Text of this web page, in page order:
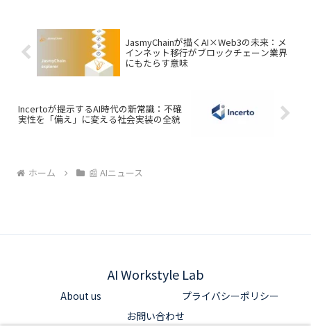
JasmyChainが描くAI×Web3の未来：メ
インネット移行がブロックチェーン業界
にもたらす意味
Incertoが提示するAI時代の新常識：不確
実性を「備え」に変える社会実装の全貌
ホーム 📰 AIニュース
AI Workstyle Lab
About us
プライバシーポリシー
お問い合わせ